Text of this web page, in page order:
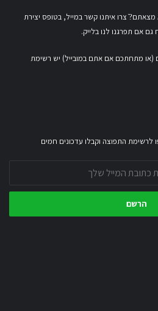
צרו איתנו קשר במייל, בטופס יצירת
אם תפרגנו לנו בלייק.
(או מתחתכם אם אתם במובייל) יש רשימת
לרשימת התפוצה וקבלו עדכונים חמים